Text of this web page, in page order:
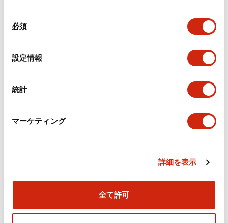
必須
設定情報
統計
マーケティング
詳細を表示
全て許可
旧カタログ_TWSシリーズ コントロールユニット（20
25年4月版）（日本語）
2.37MB